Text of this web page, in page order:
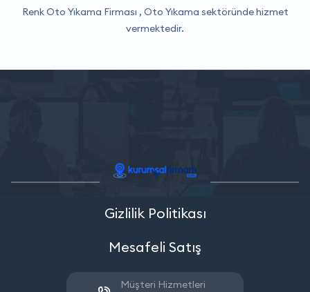
Renk Oto Yıkama Firması , Oto Yıkama sektöründe hizmet
vermektedir.
Gizlilik Politikası
Mesafeli Satış
Müşteri Hizmetleri